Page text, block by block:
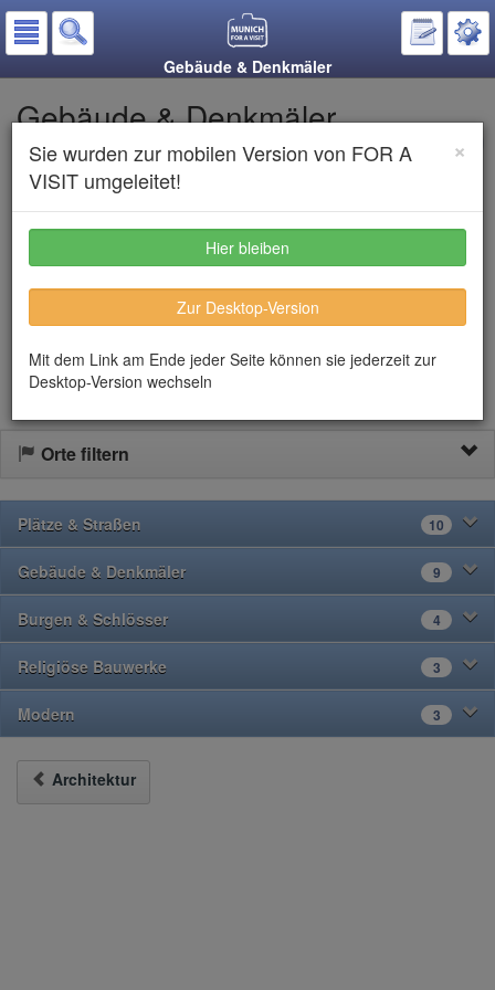
×
Sie wurden zur mobilen Version von FOR A
VISIT umgeleitet!
Hier bleiben
Zur Desktop-Version
Mit dem Link am Ende jeder Seite können sie jederzeit zur
Desktop-Version wechseln
Gebäude & Denkmäler
Gebäude & Denkmäler
Auf den Merkzettel
Text anhören
In München gibt es Gebäude und Denkmäler aus den
unterschiedlichsten Epochen. Jedes Haus und jedes Denkmal
erzählt seine eigene Geschichte. Einige der bedeutendsten
Bauwerke stellen wir Ihnen hier vor.
Orte filtern
Plätze & Straßen 10
Gebäude & Denkmäler 9
Burgen & Schlösser 4
Religiöse Bauwerke 3
Modern 3
Architektur